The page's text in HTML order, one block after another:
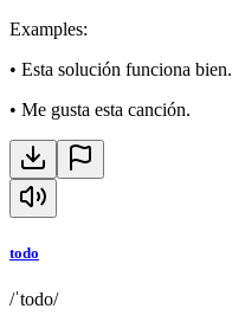
Examples:
• Esta solución funciona bien.
• Me gusta esta canción.
todo
/ˈtodo/